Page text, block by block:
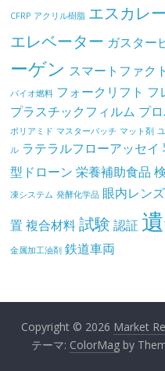
CFRP アクリル樹脂 エスカレ
エレベーター ガスター
ーゲン スマートファク
バイオ燃料 フォークリフト フ
プラスチックフィルム プ
ポリアミド マスターバッチ マット剤
ル ラテラルフローアッセイ
型ドローン 栄養補助食品
凍システム 発酵化学品 眼内レンズ
置 複合材料 試験 認証
金属加工油剤 鉄道車両
Copyright © 2026 Market
テーマ: ColorMagby